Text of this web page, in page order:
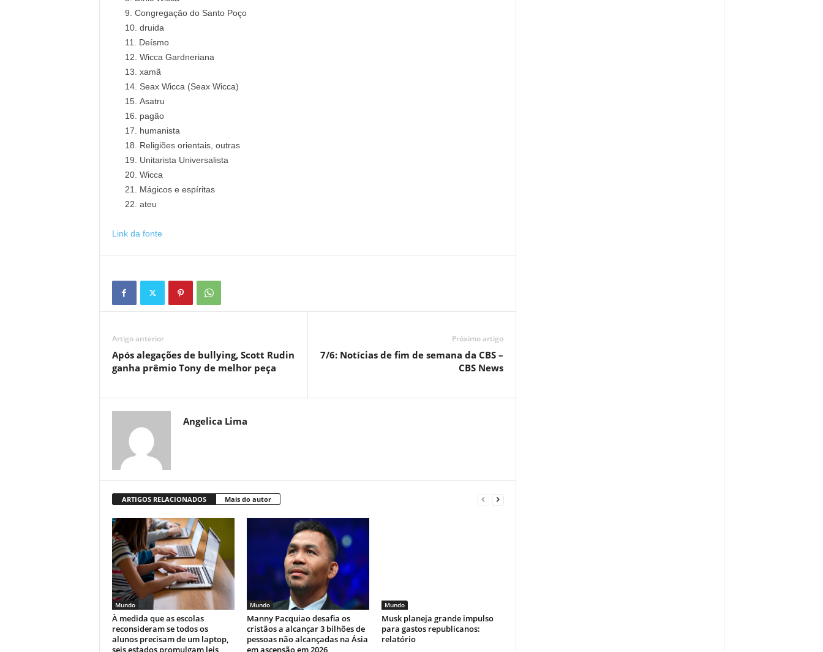
Congregação do Santo Poço
druida
Deísmo
Wicca Gardneriana
xamã
Seax Wicca (Seax Wicca)
Asatru
pagão
humanista
Religiões orientais, outras
Unitarista Universalista
Wicca
Mágicos e espíritas
ateu
Link da fonte
Artigo anterior
Após alegações de bullying, Scott Rudin
ganha prêmio Tony de melhor peça
Próximo artigo
7/6: Notícias de fim de semana da CBS –
CBS News
Angelica Lima
ARTIGOS RELACIONADOS Mais do autor
Mundo
À medida que as escolas
reconsideram se todos os
alunos precisam de um laptop,
seis estados promulgam leis
Mundo
Manny Pacquiao desafia os
cristãos a alcançar 3 bilhões de
pessoas não alcançadas na Ásia
em ascensão em 2026
Mundo
Musk planeja grande impulso
para gastos republicanos:
relatório